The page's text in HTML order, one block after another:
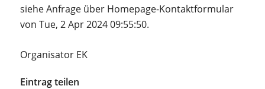
siehe Anfrage über Homepage-Kontaktformular
von Tue, 2 Apr 2024 09:55:50.
Organisator EK
Eintrag teilen